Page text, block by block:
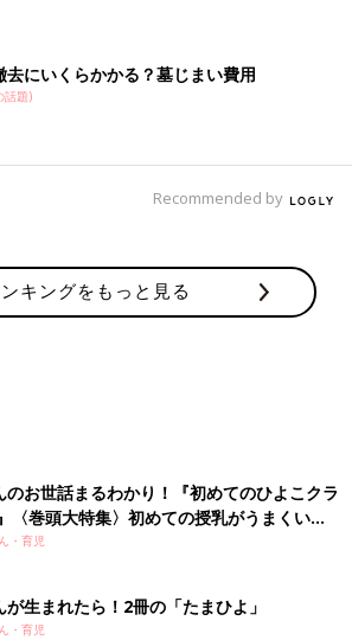
365日の離乳食カレンダー
楽天ブックスで見る
去にいくらかかる？墓じまい費用
話題)
Recommended by
キングをもっと見る
のお世話まるわかり！『初めてのひよこクラ
〈巻頭大特集〉初めての授乳がうまくい
ぱい・ミルクの基本と夏のトラブル 解決テ
・育児
が生まれたら！2冊の「たまひよ」
・育児